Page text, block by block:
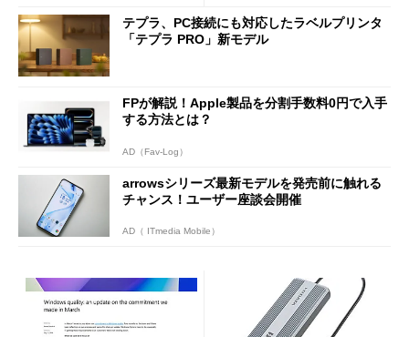
テプラ、PC接続にも対応したラベルプリンタ
「テプラ PRO」新モデル
FPが解説！Apple製品を分割手数料0円で入手
する方法とは？
AD（Fav-Log）
arrowsシリーズ最新モデルを発売前に触れる
チャンス！ユーザー座談会開催
AD（ ITmedia Mobile）